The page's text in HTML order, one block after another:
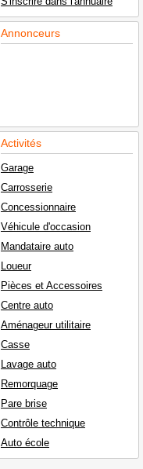
Annonceurs
Activités
Garage
Carrosserie
Concessionnaire
Véhicule d'occasion
Mandataire auto
Loueur
Pièces et Accessoires
Centre auto
Aménageur utilitaire
Casse
Lavage auto
Remorquage
Pare brise
Contrôle technique
Auto école